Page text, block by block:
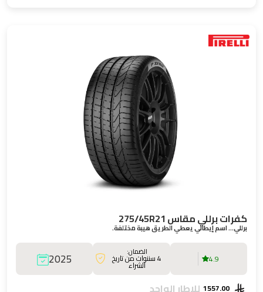
كفرات برللي مقاس 275/45R21
برللي… اسم إيطالي يعطي الطريق هيبة مختلفة.
4.9
الضمان:
4 سننوات من تاريخ
الشراء 2025
للاطار الواحد